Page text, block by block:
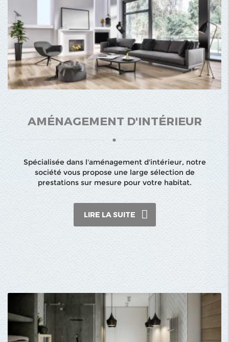
AMÉNAGEMENT D'INTÉRIEUR
Spécialisée dans l'aménagement d'intérieur, notre
société vous propose une large sélection de
prestations sur mesure pour votre habitat.
LIRE LA SUITE